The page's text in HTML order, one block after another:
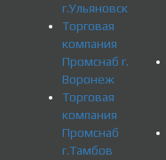
г.Ульяновск
Торговая
компания
Промснаб г.
Воронеж
Торговая
компания
Промснаб
г.Тамбов